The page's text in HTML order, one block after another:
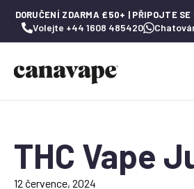
DORUČENÍ ZDARMA £50+ | PŘIPOJTE SE
Volejte +44 1608 485420
THC Vape
12 července, 2024